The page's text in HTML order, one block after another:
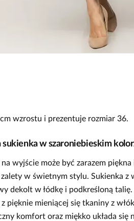
wzrostu i prezentuje rozmiar 36.
w szaroniebieskim
wyjście może być zarazem
zalety w świetnym stylu. Sukienka z
dekolt w łódkę i podkreśloną talię.
pięknie mieniącej się tkaniny z
komfort oraz miękko układa się